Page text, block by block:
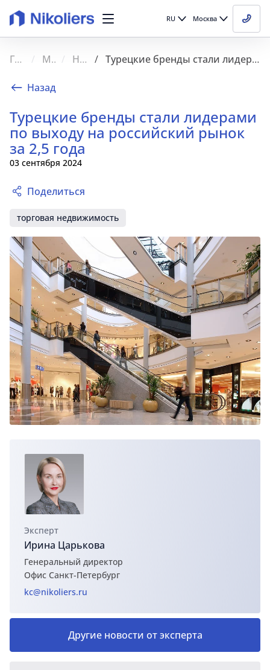
RU Москва
Главная Медиа Новости Турецкие бренды стали лидерами по выходу на российский рынок за 2,5 года
Назад
Турецкие бренды стали лидерами
по выходу на российский рынок
за 2,5 года
03 сентября 2024
Поделиться
торговая недвижимость
Эксперт
Ирина Царькова
Генеральный директор
Офис Санкт-Петербург
kc@nikoliers.ru
Другие новости от эксперта